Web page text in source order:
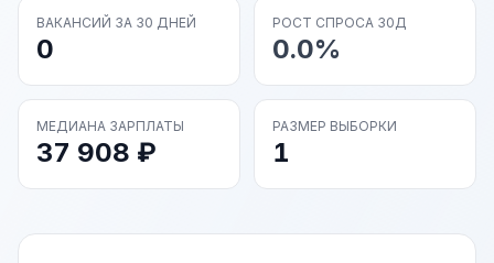
ВАКАНСИЙ ЗА 30 ДНЕЙ
0
РОСТ СПРОСА 30Д
0.0%
МЕДИАНА ЗАРПЛАТЫ
37 908 ₽
РАЗМЕР ВЫБОРКИ
1